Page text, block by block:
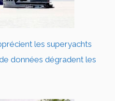
les superyachts
données dégradent les